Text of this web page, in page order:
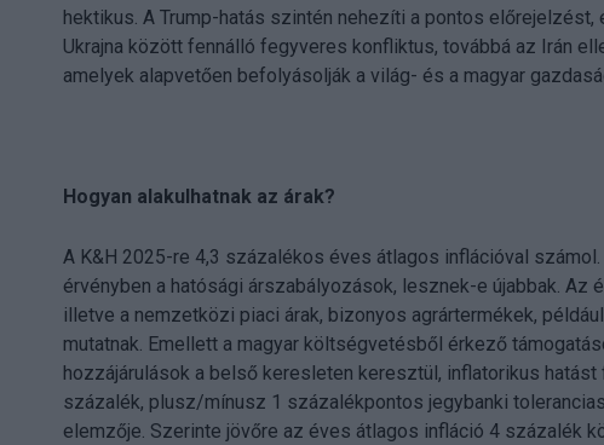
hektikus. A Trump-hatás szintén nehezíti a pontos
Ukrajna között fennálló fegyveres konfliktus, továbbá az Irán
amelyek alapvetően befolyásolják a világ- és a magyar
Hogyan alakulhatnak az árak?
A K&H 2025-re 4,3 százalékos éves átlagos inflációval
érvényben a hatósági árszabályozások, lesznek-e újabbak. Az
illetve a nemzetközi piaci árak, bizonyos agrártermékek,
mutatnak. Emellett a magyar költségvetésből érkező
hozzájárulások a belső keresleten keresztül, inflatorikus
százalék, plusz/mínusz 1 százalékpontos jegybanki
elemzője. Szerinte jövőre az éves átlagos infláció 4 százalék